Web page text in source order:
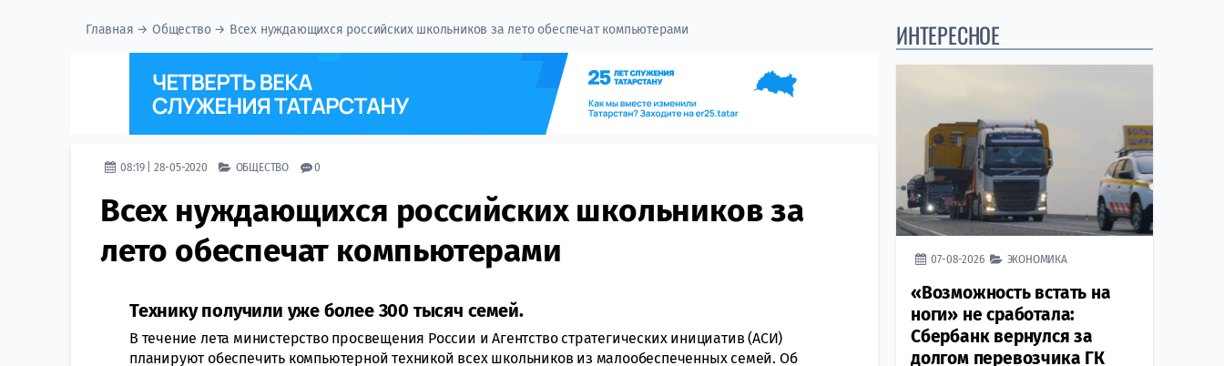
Главная →Общество→ Всех нуждающихся российских школьников за лето обеспечат компьютерами
08:19 | 28-05-2020 ОБЩЕСТВО 0
Всех нуждающихся российских школьников за
лето обеспечат компьютерами
Технику получили уже более 300 тысяч семей.
В течение лета министерство просвещения России и Агентство стратегических инициатив (АСИ)
планируют обеспечить компьютерной техникой всех школьников из малообеспеченных семей. Об
ИНТЕРЕСНОЕ
07-08-2026 ЭКОНОМИКА
«Возможность встать на
ноги» не сработала:
Сбербанк вернулся за
долгом перевозчика ГК